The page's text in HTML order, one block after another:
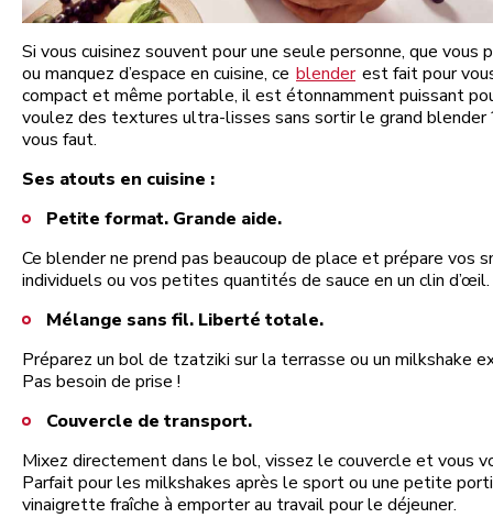
Si vous cuisinez souvent pour une seule personne, que vous
ou manquez d’espace en cuisine, ce blender est fait pour
compact et même portable, il est étonnamment puissant
voulez des textures ultra-lisses sans sortir le grand blender
vous faut.
Ses atouts en cuisine :
Petite format. Grande aide.
Ce blender ne prend pas beaucoup de place et prépare vos
individuels ou vos petites quantités de sauce en un clin d’œil.
Mélange sans fil. Liberté totale.
Préparez un bol de tzatziki sur la terrasse ou un milkshake
Pas besoin de prise !
Couvercle de transport.
Mixez directement dans le bol, vissez le couvercle et vous
Parfait pour les milkshakes après le sport ou une petite
vinaigrette fraîche à emporter au travail pour le déjeuner.